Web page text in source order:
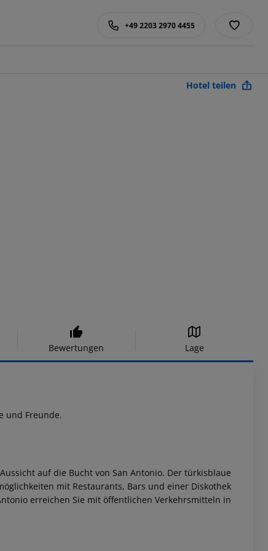
+49 2203 2970 4455
Hotel teilen
Bewertungen Lage
und Freunde.
auf die Bucht von San Antonio. Der türkisblaue
mit Restaurants, Bars und einer Diskothek
erreichen Sie mit öffentlichen Verkehrsmitteln in